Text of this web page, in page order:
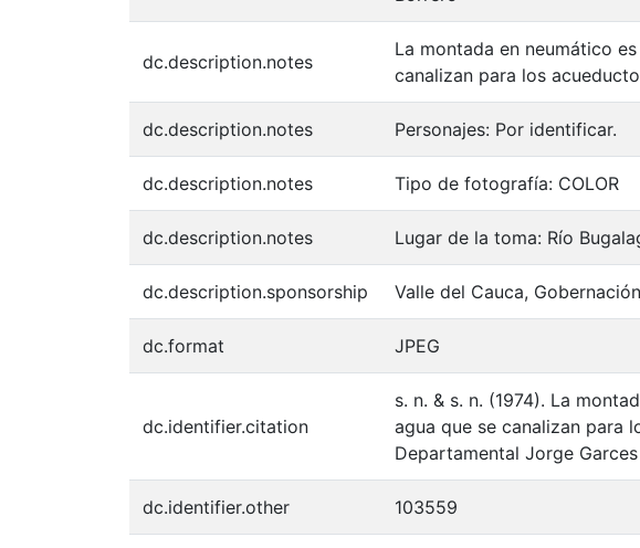
dc.description.notes
La montada en neumático
canalizan para los
dc.description.notes Personajes: Por identificar.
dc.description.notes Tipo de fotografía: COLOR
dc.description.notes Lugar de la toma: Río
dc.description.sponsorship Valle del Cauca, Gobernación
dc.format JPEG
dc.identifier.citation
s. n. & s. n. (1974). La
agua que se canalizan para
Departamental Jorge
dc.identifier.other 103559